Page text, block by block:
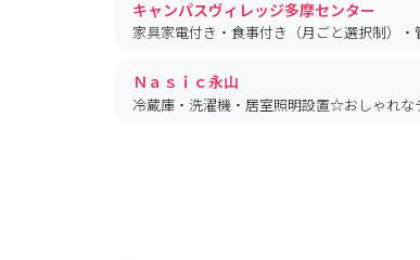
キャンパスヴィレッジ多摩センター
家具家電付き・食事付き（月ごと選択制）
Ｎａｓｉｃ永山
冷蔵庫・洗濯機・居室照明設置☆おしゃれ